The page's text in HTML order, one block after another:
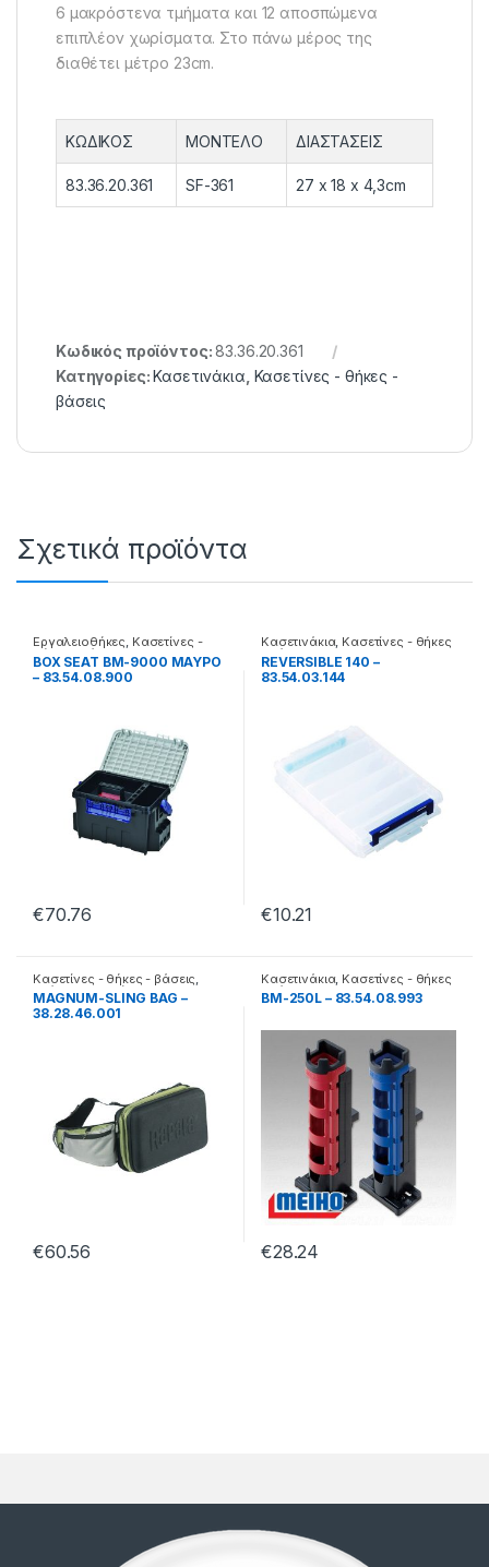
6 μακρόστενα τμήματα και 12 αποσπώμενα
επιπλέον χωρίσματα. Στο πάνω μέρος της
διαθέτει μέτρο 23cm.
ΚΩΔΙΚΟΣ ΜΟΝΤΕΛΟ ΔΙΑΣΤΑΣΕΙΣ
83.36.20.361 SF-361 27 x 18 x 4,3cm
Κωδικός προϊόντος:83.36.20.361
Κατηγορίες:Κασετινάκια Κασετίνες - θήκες -
βάσεις
Σχετικά προϊόντα
Εργαλειοθήκες Κασετίνες -
θήκες - βάσεις
BOX SEAT BM-9000 ΜΑΥΡΟ
– 83.54.08.900
€70.76
Κασετινάκια, Κασετίνες - θήκες
- βάσεις
REVERSIBLE 140 –
83.54.03.144
€10.21
Κασετίνες - θήκες - βάσεις
Τσάντες & Σακίδια
MAGNUM-SLING BAG –
38.28.46.001
€60.56
Κασετινάκια, Κασετίνες - θήκες
- βάσεις
BM-250L – 83.54.08.993
€28.24